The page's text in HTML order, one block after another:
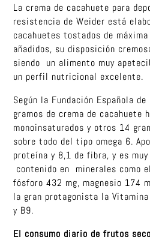
La crema de cacahuete para
resistencia de Weider está
cacahuetes tostados de
añadidos, su disposición
siendo un alimento muy
un perfil nutricional excelente.
Según la Fundación Española
gramos de crema de cacahuete
monoinsaturados y otros 14
sobre todo del tipo omega 6.
proteína y 8,1 de fibra, y es
contenido en minerales como
fósforo 432 mg, magnesio 174
la gran protagonista la
y B9.
El consumo diario de frutos